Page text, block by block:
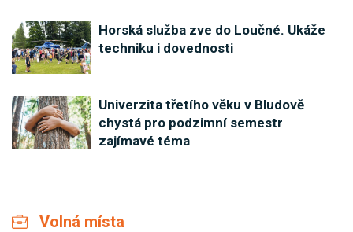
Horská služba zve do Loučné. Ukáže
techniku i dovednosti
Univerzita třetího věku v Bludově
chystá pro podzimní semestr
zajímavé téma
Volná místa